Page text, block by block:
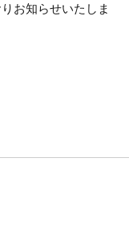
お知らせいたしま